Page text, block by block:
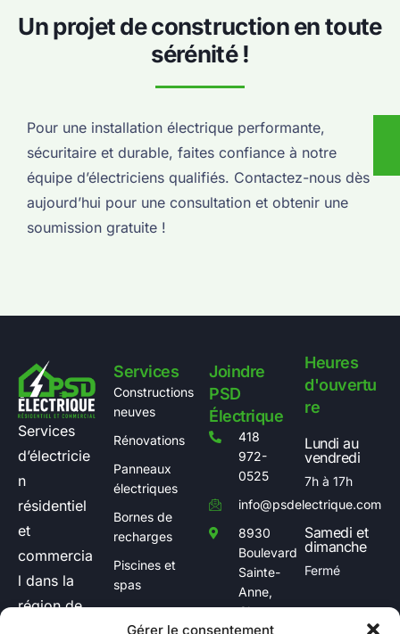
Gérer le consentement
Un projet de construction en toute
sérénité !
Pour une installation électrique performante,
sécuritaire et durable, faites confiance à notre
équipe d’électriciens qualifiés. Contactez-nous dès
aujourd’hui pour une consultation et obtenir une
soumission gratuite !
Services
d’électricie
n
résidentiel
et
commercia
l dans la
région de
Services
Constructions
neuves
Rénovations
Panneaux
électriques
Bornes de
recharges
Piscines et
spas
Joindre
PSD
Électrique
418
972-
0525
info@psdelectrique.com
8930
Boulevard
Sainte-
Anne,
Chateau
Richer,
Heures
d'ouvertu
re
Lundi au
vendredi
7h à 17h
Samedi et
dimanche
Fermé